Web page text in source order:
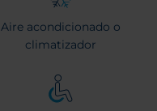
Aire acondicionado o
climatizador